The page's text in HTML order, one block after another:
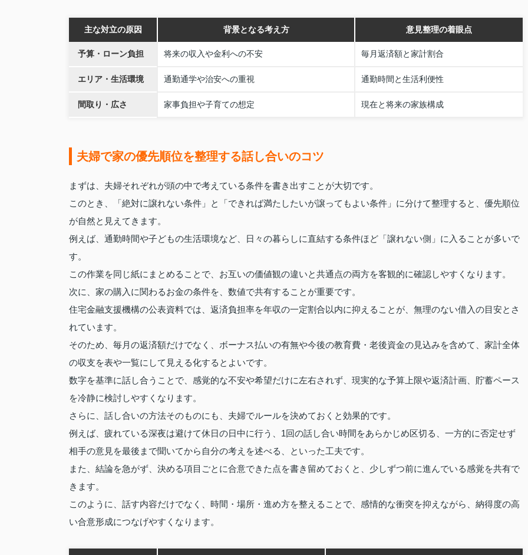
主な対立の原因 背景となる考え方 意見整理の着眼点
予算・ローン負担 将来の収入や金利への不安 毎月返済額と家計割合
エリア・生活環境 通勤通学や治安への重視 通勤時間と生活利便性
間取り・広さ 家事負担や子育ての想定 現在と将来の家族構成
夫婦で家の優先順位を整理する話し合いのコツ
まずは、夫婦それぞれが頭の中で考えている条件を書き出すことが大切です。
このとき、「絶対に譲れない条件」と「できれば満たしたいが譲ってもよい条件」に分けて整理すると、優先順位
が自然と見えてきます。
例えば、通勤時間や子どもの生活環境など、日々の暮らしに直結する条件ほど「譲れない側」に入ることが多いで
す。
この作業を同じ紙にまとめることで、お互いの価値観の違いと共通点の両方を客観的に確認しやすくなります。
次に、家の購入に関わるお金の条件を、数値で共有することが重要です。
住宅金融支援機構の公表資料では、返済負担率を年収の一定割合以内に抑えることが、無理のない借入の目安とさ
れています。
そのため、毎月の返済額だけでなく、ボーナス払いの有無や今後の教育費・老後資金の見込みを含めて、家計全体
の収支を表や一覧にして見える化するとよいです。
数字を基準に話し合うことで、感覚的な不安や希望だけに左右されず、現実的な予算上限や返済計画、貯蓄ペース
を冷静に検討しやすくなります。
さらに、話し合いの方法そのものにも、夫婦でルールを決めておくと効果的です。
例えば、疲れている深夜は避けて休日の日中に行う、1回の話し合い時間をあらかじめ区切る、一方的に否定せず
相手の意見を最後まで聞いてから自分の考えを述べる、といった工夫です。
また、結論を急がず、決める項目ごとに合意できた点を書き留めておくと、少しずつ前に進んでいる感覚を共有で
きます。
このように、話す内容だけでなく、時間・場所・進め方を整えることで、感情的な衝突を抑えながら、納得度の高
い合意形成につなげやすくなります。